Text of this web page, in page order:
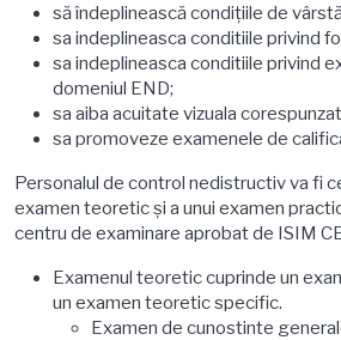
să îndeplinească condițiile de
sa indeplineasca conditiile privind
sa indeplineasca conditiile privind
domeniul END;
sa aiba acuitate vizuala
sa promoveze examenele de
Personalul de control nedistructiv va fi
examen teoretic şi a unui examen
centru de examinare aprobat de ISIM
Examenul teoretic cuprinde un
un examen teoretic specific.
Examen de cunostinte